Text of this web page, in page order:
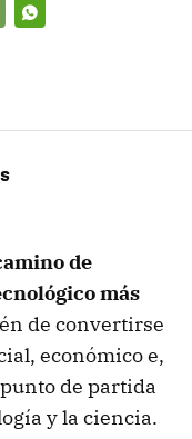
de
más
de convertirse
económico e,
de partida
y la ciencia.